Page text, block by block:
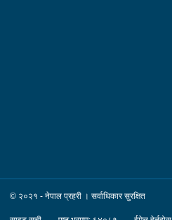
© २०२१ - नेपाल प्रहरी । सर्वाधिकार सुरक्षित